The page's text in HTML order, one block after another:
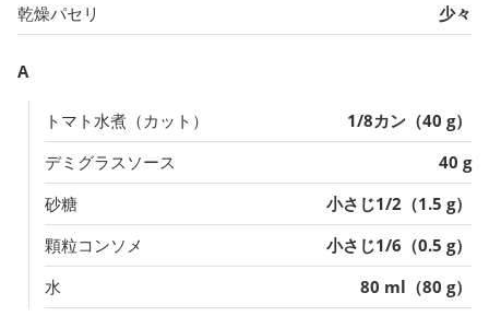
乾燥パセリ
少々
A
トマト水煮（カット）
1/8カン（40 g）
デミグラスソース
40 g
砂糖
小さじ1/2（1.5 g）
顆粒コンソメ
小さじ1/6（0.5 g）
水
80 ml（80 g）